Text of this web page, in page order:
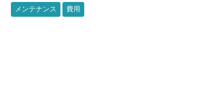
メンテナンス 費用